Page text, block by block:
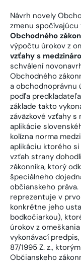
Návrh novely
zmenu spočívajúcu
Obchodného
výpočtu úrokov z
vzťahy s
schválení
Obchodného
a obchodnoprávnu
podľa
základe takto
záväzkové vzťahy
aplikácie
kolízna norma
aplikáciu ktorého
vzťah strany
zákonníka, ktorý
špeciálneho
občianskeho
reprezentuje v
konkrétne jeho
bodkočiarkou),
úrokov z
vykonávací
87/1995 Z. z.,
Občianskeho